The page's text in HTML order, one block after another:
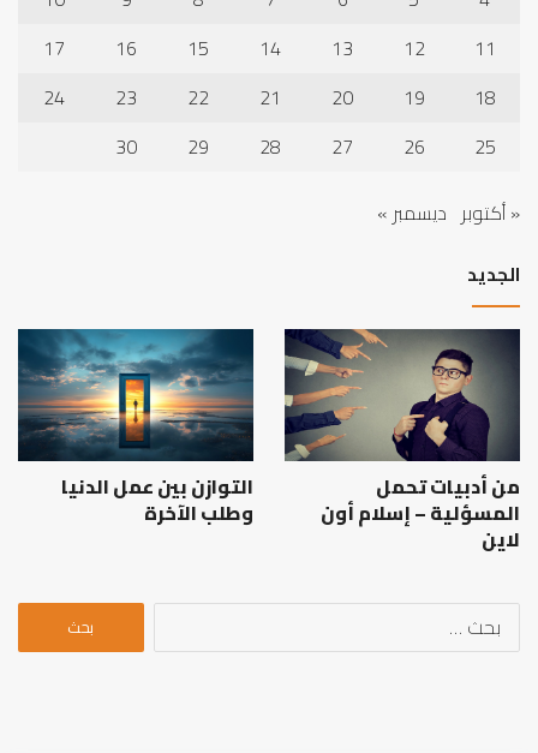
11
12
13
14
15
16
17
18
19
20
21
22
23
24
25
26
27
28
29
30
« أكتوبر ديسمبر »
الجديد
من أدبيات تحمل
المسؤلية – إسلام أون
لاين
التوازن بين عمل الدنيا
وطلب الآخرة
البحث